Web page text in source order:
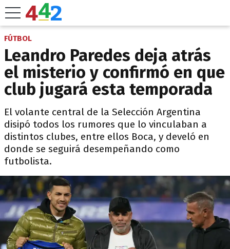
FÚTBOL
Leandro Paredes deja atrás
el misterio y confirmó en que
club jugará esta temporada
El volante central de la Selección Argentina
disipó todos los rumores que lo vinculaban a
distintos clubes, entre ellos Boca, y develó en
donde se seguirá desempeñando como
futbolista.